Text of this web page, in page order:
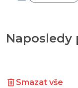
Smazat vše